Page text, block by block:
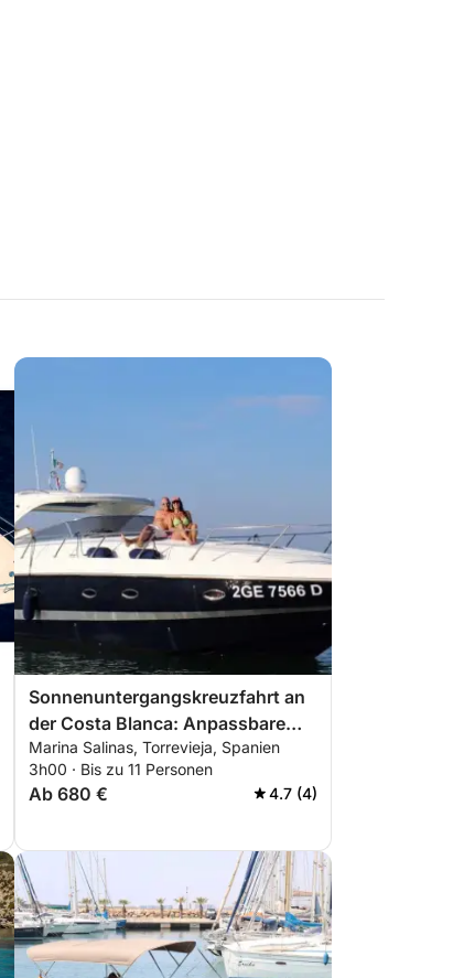
Sonnenuntergangskreuzfahrt an
der Costa Blanca: Anpassbare
Abendtour von Torrevieja nach La
Manga und Tabarca
Marina Salinas, Torrevieja, Spanien
3h00 · Bis zu 11 Personen
Ab 680 € 4.7 (4)